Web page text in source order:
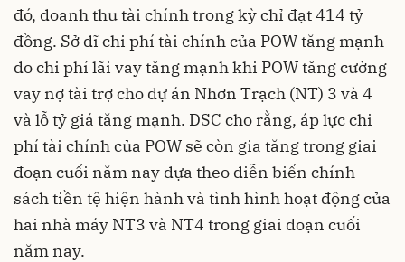
đó, doanh thu tài chính trong kỳ chỉ đạt 414 tỷ
đồng. Sở dĩ chi phí tài chính của POW tăng mạnh
do chi phí lãi vay tăng mạnh khi POW tăng cường
vay nợ tài trợ cho dự án Nhơn Trạch (NT) 3 và 4
và lỗ tỷ giá tăng mạnh. DSC cho rằng, áp lực chi
phí tài chính của POW sẽ còn gia tăng trong giai
đoạn cuối năm nay dựa theo diễn biến chính
sách tiền tệ hiện hành và tình hình hoạt động của
hai nhà máy NT3 và NT4 trong giai đoạn cuối
năm nay.